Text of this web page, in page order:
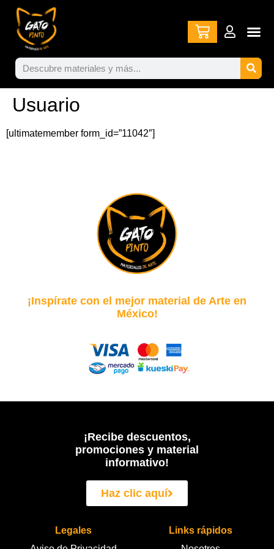
Usuario
[ultimatemember form_id=”11042″]
¡Inspírate con el mejor material de Arte en
México!
¡Recibe descuentos,
promociones y material
informativo!
Haz clic aquí
Legales
Links rápidos